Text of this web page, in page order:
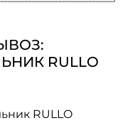
RULLO
RULLO